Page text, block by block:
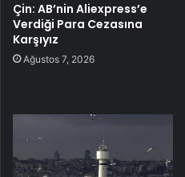
Çin: AB’nin Aliexpress’e
Verdiği Para Cezasına
Karşıyız
Ağustos 7, 2026